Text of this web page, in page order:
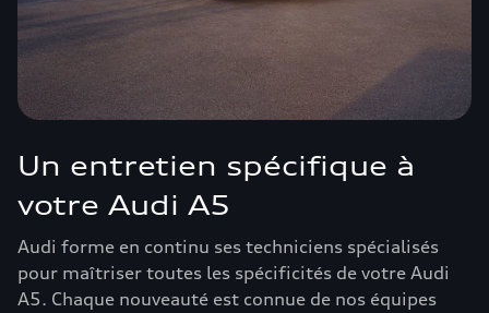
Un entretien spécifique à
votre Audi A5
Audi forme en continu ses techniciens spécialisés
pour maîtriser toutes les spécificités de votre Audi
A5. Chaque nouveauté est connue de nos équipes